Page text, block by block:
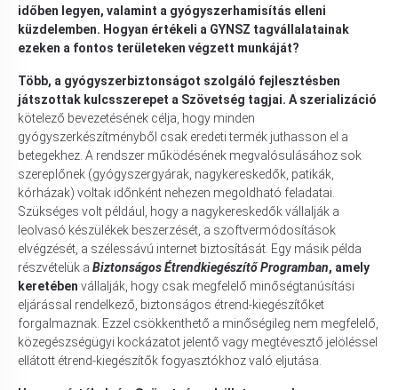
időben legyen, valamint a gyógyszerhamisítás elleni
küzdelemben. Hogyan értékeli a GYNSZ tagvállalatainak
ezeken a fontos területeken végzett munkáját?
Több, a gyógyszerbiztonságot szolgáló fejlesztésben
játszottak kulcsszerepet a Szövetség tagjai. A szerializáció
kötelező bevezetésének célja, hogy minden
gyógyszerkészítményből csak eredeti termék juthasson el a
betegekhez. A rendszer működésének megvalósulásához sok
szereplőnek (gyógyszergyárak, nagykereskedők, patikák,
kórházak) voltak időnként nehezen megoldható feladatai.
Szükséges volt például, hogy a nagykereskedők vállalják a
leolvasó készülékek beszerzését, a szoftvermódosítások
elvégzését, a szélessávú internet biztosítását. Egy másik példa
részvételük a Biztonságos Étrendkiegészítő Programban, amely
keretében vállalják, hogy csak megfelelő minőségtanúsítási
eljárással rendelkező, biztonságos étrend-kiegészítőket
forgalmaznak. Ezzel csökkenthető a minőségileg nem megfelelő,
közegészségügyi kockázatot jelentő vagy megtévesztő jelöléssel
ellátott étrend-kiegészítők fogyasztókhoz való eljutása.